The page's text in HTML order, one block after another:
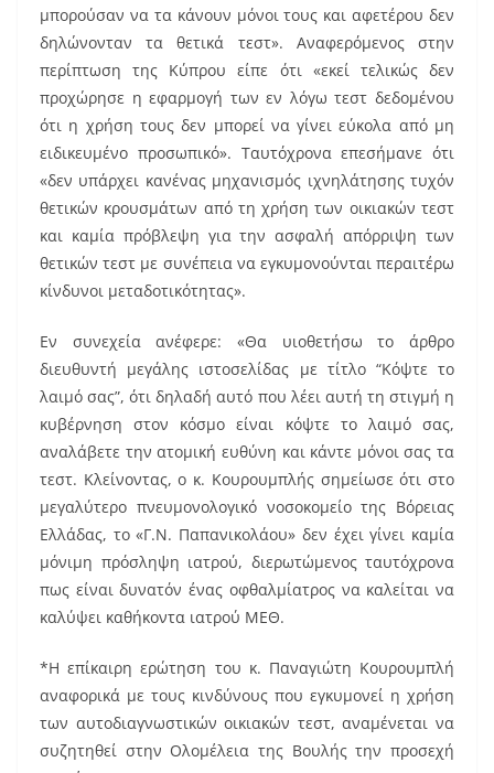
μπορούσαν να τα κάνουν μόνοι τους και αφετέρου δεν
δηλώνονταν τα θετικά τεστ». Αναφερόμενος στην
περίπτωση της Κύπρου είπε ότι «εκεί τελικώς δεν
προχώρησε η εφαρμογή των εν λόγω τεστ δεδομένου
ότι η χρήση τους δεν μπορεί να γίνει εύκολα από μη
ειδικευμένο προσωπικό». Ταυτόχρονα επεσήμανε ότι
«δεν υπάρχει κανένας μηχανισμός ιχνηλάτησης τυχόν
θετικών κρουσμάτων από τη χρήση των οικιακών τεστ
και καμία πρόβλεψη για την ασφαλή απόρριψη των
θετικών τεστ με συνέπεια να εγκυμονούνται περαιτέρω
κίνδυνοι μεταδοτικότητας».
Εν συνεχεία ανέφερε: «Θα υιοθετήσω το άρθρο
διευθυντή μεγάλης ιστοσελίδας με τίτλο “Κόψτε το
λαιμό σας”, ότι δηλαδή αυτό που λέει αυτή τη στιγμή η
κυβέρνηση στον κόσμο είναι κόψτε το λαιμό σας,
αναλάβετε την ατομική ευθύνη και κάντε μόνοι σας τα
τεστ. Κλείνοντας, ο κ. Κουρουμπλής σημείωσε ότι στο
μεγαλύτερο πνευμονολογικό νοσοκομείο της Βόρειας
Ελλάδας, το «Γ.Ν. Παπανικολάου» δεν έχει γίνει καμία
μόνιμη πρόσληψη ιατρού, διερωτώμενος ταυτόχρονα
πως είναι δυνατόν ένας οφθαλμίατρος να καλείται να
καλύψει καθήκοντα ιατρού ΜΕΘ.
*Η επίκαιρη ερώτηση του κ. Παναγιώτη Κουρουμπλή
αναφορικά με τους κινδύνους που εγκυμονεί η χρήση
των αυτοδιαγνωστικών οικιακών τεστ, αναμένεται να
συζητηθεί στην Ολομέλεια της Βουλής την προσεχή